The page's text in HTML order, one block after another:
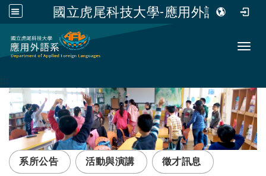
國立虎尾科技大學-應用外語系
跳到主要內容
:::
系所公告 活動與演講 徵才訊息